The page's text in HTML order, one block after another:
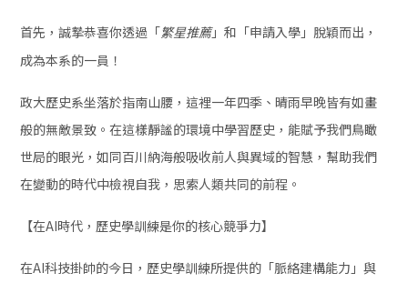
首先，誠摯恭喜你透過「繁星推薦」和「申請入學」脫穎而出，
成為本系的一員！
政大歷史系坐落於指南山腰，這裡一年四季、晴雨早晚皆有如畫
般的無敵景致。在這樣靜謐的環境中學習歷史，能賦予我們鳥瞰
世局的眼光，如同百川納海般吸收前人與異域的智慧，幫助我們
在變動的時代中檢視自我，思索人類共同的前程。
【在AI時代，歷史學訓練是你的核心競爭力】
在AI科技掛帥的今日，歷史學訓練所提供的「脈絡建構能力」與